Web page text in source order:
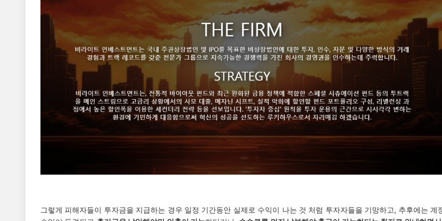
그렇게 피해자들이 투자금을 지급하는 경우 일정 기간동안 실제로 수익이 나는 것 처럼 투자자들을 기망하고, 추후에는 계